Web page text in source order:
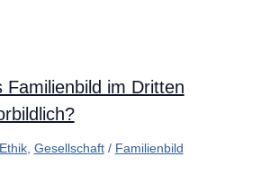
Familienbild im Dritten
Ethik, Gesellschaft/ Familienbild